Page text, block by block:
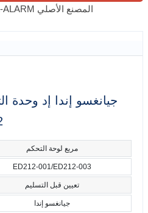
جيانغسو إندا إد وحدة
مربع لوحة التحكم
ED212-001/ED212-003
تعيين قبل التسليم
جيانغسو إندا